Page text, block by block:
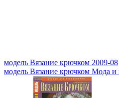
модель Вязание крючком 2009-08
модель Вязание крючком Мода и